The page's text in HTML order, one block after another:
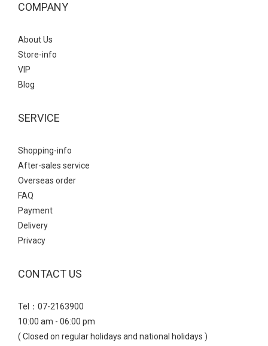
職場或日常休閒美感。 瑪莉珍 方頭編織紋一字帶瑪莉珍鞋- 這款鞋
的視覺層次 上身白色的法式袖襯衫搭配黑色花苞短裙，與鞋子的黑
色底色呼應，營造出輕盈且優雅的「法式少女感」。 Point：建議搭
配一個與鞋子同色系的包包，能讓整體穿搭視覺更和諧，並凸顯鞋
子上的金色鎖釦作為整體的精緻點綴 瑪莉珍 拼接波點繫帶鎖釦瑪莉
結合了今年大熱的Balletcore(芭蕾風)與透氣網紗設計，散發出一種
得平衡，是極具存在感的造型單品。 甜酷少女風→ 白色蛋糕短裙與
魂所在，不僅能修飾小腿線條，更能強化復古學院的氛圍，讓黑色
厚底鞋視覺感不沉重。 瑪莉珍 鑽飾小花雙帶輕量瑪莉珍鞋 - 休閒鬆
弛風正夯：機能瑪莉珍運動鞋真皮雙帶內增高瑪莉珍運動鞋結合了
COMPANY
About Us
Store-info
VIP
Blog
SERVICE
Shopping-info
After-sales service
Overseas order
FAQ
Payment
Delivery
Privacy
CONTACT US
Tel：07-2163900
10:00 am - 06:00 pm
( Closed on regular holidays and national holidays )